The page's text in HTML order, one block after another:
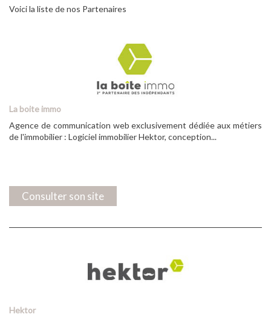
Voici la liste de nos Partenaires
La boite immo
Agence de communication web exclusivement dédiée aux métiers
de l'immobilier : Logiciel immobilier Hektor, conception...
Consulter son site
Hektor